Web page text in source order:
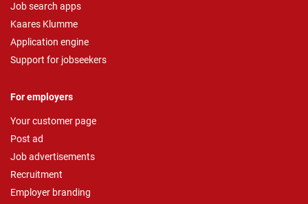
Job search apps
Kaares Klumme
Application engine
Support for jobseekers
For employers
Your customer page
Post ad
Job advertisements
Recruitment
Employer branding